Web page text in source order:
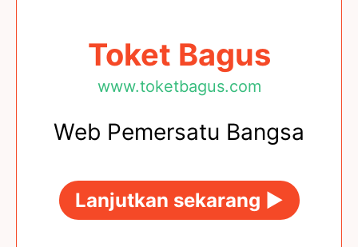
Toket Bagus
www.toketbagus.com
Web Pemersatu Bangsa
Lanjutkan sekarang ►